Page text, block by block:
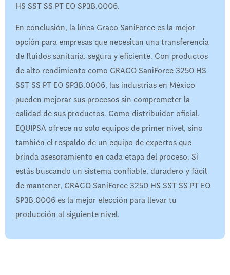
HS SST SS PT EO SP3B.0006.
En conclusión, la línea Graco SaniForce es la mejor
opción para empresas que necesitan una transferencia
de fluidos sanitaria, segura y eficiente. Con productos
de alto rendimiento como GRACO SaniForce 3250 HS
SST SS PT EO SP3B.0006, las industrias en México
pueden mejorar sus procesos sin comprometer la
calidad de sus productos. Como distribuidor oficial,
EQUIPSA ofrece no solo equipos de primer nivel, sino
también el respaldo de un equipo de expertos que
brinda asesoramiento en cada etapa del proceso. Si
estás buscando un sistema confiable, duradero y fácil
de mantener, GRACO SaniForce 3250 HS SST SS PT EO
SP3B.0006 es la mejor elección para llevar tu
producción al siguiente nivel.